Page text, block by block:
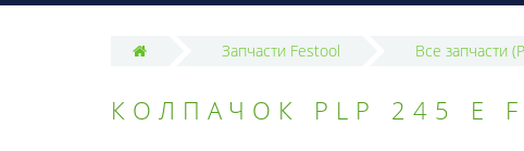
Запчасти Festool Все запчасти
КОЛПАЧОК PLP 245 E